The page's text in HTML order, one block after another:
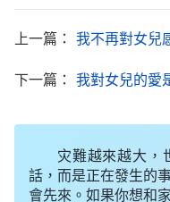
着覺，這都是多餘
了，成年人就應該面
理自己生活中所臨到
不是父母狠心，不是
母來説，子女在成年
否順利父母也不應該
上一篇： 我不再對女兒
下一篇： 我對女兒的愛
灾難越來越大，
話，而是正在發生的
會先來。如果你想和